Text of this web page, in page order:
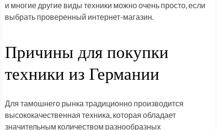
и многие другие виды техники можно очень просто, если
выбрать проверенный интернет-магазин.
Причины для покупки
техники из Германии
Для тамошнего рынка традиционно производится
высококачественная техника, которая обладает
значительным количеством разнообразных